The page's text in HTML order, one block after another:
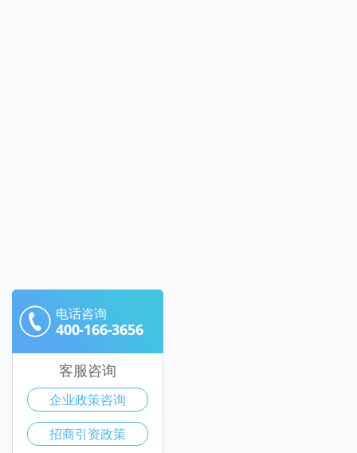
电话咨询
400-166-3656
客服咨询
企业政策咨询
招商引资政策